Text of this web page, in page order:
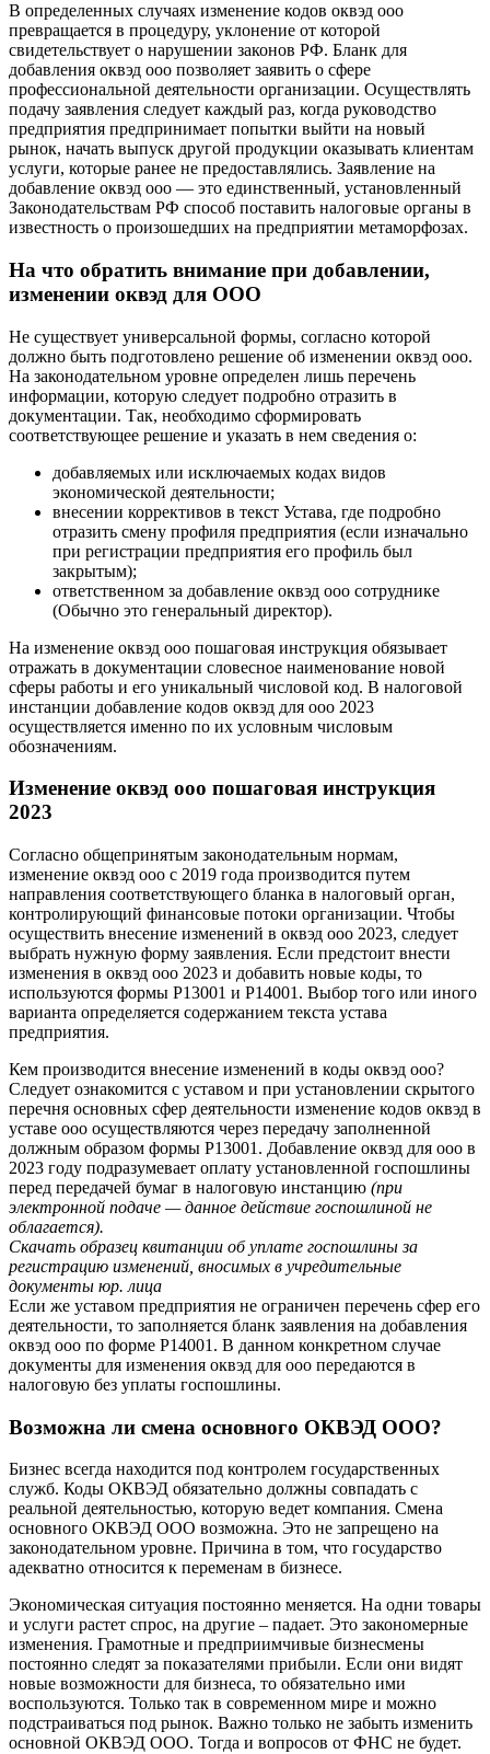
В определенных случаях изменение кодов оквэд ооо
превращается в процедуру, уклонение от которой
свидетельствует о нарушении законов РФ. Бланк для
добавления оквэд ооо позволяет заявить о сфере
профессиональной деятельности организации. Осуществлять
подачу заявления следует каждый раз, когда руководство
предприятия предпринимает попытки выйти на новый
рынок, начать выпуск другой продукции оказывать клиентам
услуги, которые ранее не предоставлялись. Заявление на
добавление оквэд ооо — это единственный, установленный
Законодательствам РФ способ поставить налоговые органы в
известность о произошедших на предприятии метаморфозах.
На что обратить внимание при добавлении,
изменении оквэд для ООО
Не существует универсальной формы, согласно которой
должно быть подготовлено решение об изменении оквэд ооо.
На законодательном уровне определен лишь перечень
информации, которую следует подробно отразить в
документации. Так, необходимо сформировать
соответствующее решение и указать в нем сведения о:
добавляемых или исключаемых кодах видов
экономической деятельности;
внесении коррективов в текст Устава, где подробно
отразить смену профиля предприятия (если изначально
при регистрации предприятия его профиль был
закрытым);
ответственном за добавление оквэд ооо сотруднике
(Обычно это генеральный директор).
На изменение оквэд ооо пошаговая инструкция обязывает
отражать в документации словесное наименование новой
сферы работы и его уникальный числовой код. В налоговой
инстанции добавление кодов оквэд для ооо 2023
осуществляется именно по их условным числовым
обозначениям.
Изменение оквэд ооо пошаговая инструкция
2023
Согласно общепринятым законодательным нормам,
изменение оквэд ооо с 2019 года производится путем
направления соответствующего бланка в налоговый орган,
контролирующий финансовые потоки организации. Чтобы
осуществить внесение изменений в оквэд ооо 2023, следует
выбрать нужную форму заявления. Если предстоит внести
изменения в оквэд ооо 2023 и добавить новые коды, то
используются формы Р13001 и Р14001. Выбор того или иного
варианта определяется содержанием текста устава
предприятия.
Кем производится внесение изменений в коды оквэд ооо?
Следует ознакомится с уставом и при установлении скрытого
перечня основных сфер деятельности изменение кодов оквэд в
уставе ооо осуществляются через передачу заполненной
должным образом формы Р13001. Добавление оквэд для ооо в
2023 году подразумевает оплату установленной госпошлины
перед передачей бумаг в налоговую инстанцию (при
электронной подаче — данное действие госпошлиной не
облагается).
Скачать образец квитанции об уплате госпошлины за
регистрацию изменений, вносимых в учредительные
документы юр. лица
Если же уставом предприятия не ограничен перечень сфер его
деятельности, то заполняется бланк заявления на добавления
оквэд ооо по форме Р14001. В данном конкретном случае
документы для изменения оквэд для ооо передаются в
налоговую без уплаты госпошлины.
Возможна ли смена основного ОКВЭД ООО?
Бизнес всегда находится под контролем государственных
служб. Коды ОКВЭД обязательно должны совпадать с
реальной деятельностью, которую ведет компания. Смена
основного ОКВЭД ООО возможна. Это не запрещено на
законодательном уровне. Причина в том, что государство
адекватно относится к переменам в бизнесе.
Экономическая ситуация постоянно меняется. На одни товары
и услуги растет спрос, на другие – падает. Это закономерные
изменения. Грамотные и предприимчивые бизнесмены
постоянно следят за показателями прибыли. Если они видят
новые возможности для бизнеса, то обязательно ими
воспользуются. Только так в современном мире и можно
подстраиваться под рынок. Важно только не забыть изменить
основной ОКВЭД ООО. Тогда и вопросов от ФНС не будет.